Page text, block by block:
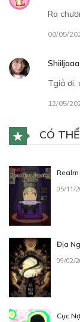
Ra
08/05/
Shiiljaaa
Tgiả ơi,
12/05/
CÓ
05/11/
Địa
09/02/
Cục Nợ